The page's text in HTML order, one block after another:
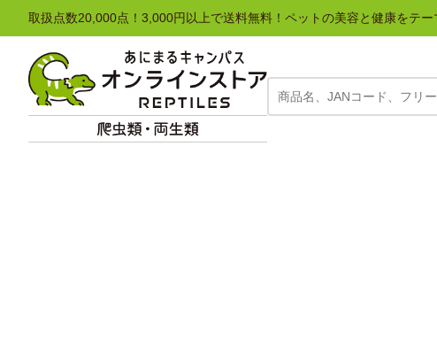
取扱点数20,000点！3,000円以上で送料無料！ペットの美容と健康をテ